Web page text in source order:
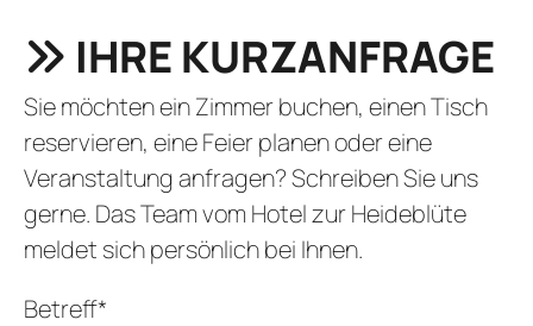
IHRE KURZANFRAGE
Sie möchten ein Zimmer buchen, einen Tisch
reservieren, eine Feier planen oder eine
Veranstaltung anfragen? Schreiben Sie uns
gerne. Das Team vom Hotel zur Heideblüte
meldet sich persönlich bei Ihnen.
Betreff*